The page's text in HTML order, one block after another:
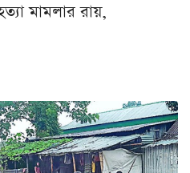
মামলার রায়,